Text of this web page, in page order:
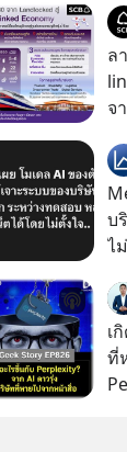
เป็นอย่
ป
เ
เ
ประดิษฐ์
โ
ล
จ
บ
ไ
แ
ร
เ
ที่